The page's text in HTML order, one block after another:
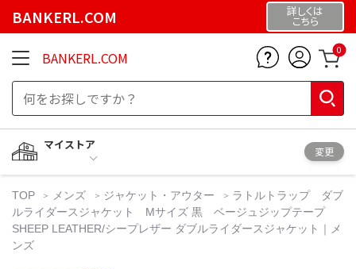
BANKERL.COM 詳しくは
こちら
BANKERL.COM 0
マイストア
変更
TOP メンズ ジャケット・アウター
ラトルトラップ ダブ
ルライダースジャケット Mサイズ 黒 ベージュジップテープ
SHEEP LEATHER/シープレザー ダブルライダースジャケット｜メ
ンズ